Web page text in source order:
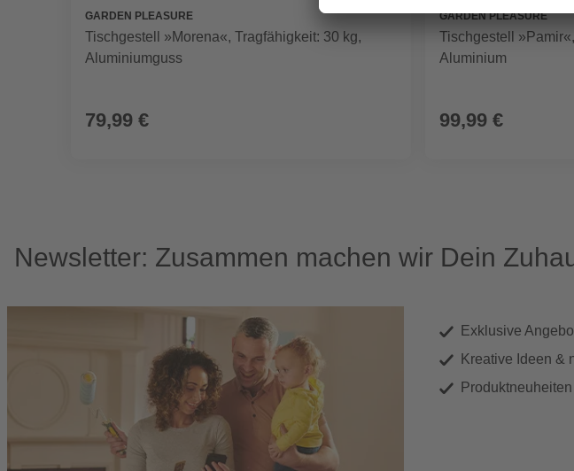
GARDEN PLEASURE
Tischgestell »Morena«, Tragfähigkeit: 30 kg,
Aluminiumguss
79,99 €
GARDEN PLEASURE
Tischgestell
Aluminium
99,99 €
Newsletter: Zusammen machen wir Dein
Exklusive
Kreative Ideen &